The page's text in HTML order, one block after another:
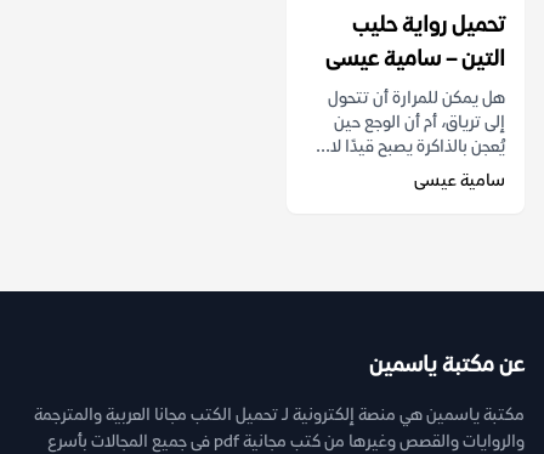
تحميل رواية حليب
التين – سامية عيسى
هل يمكن للمرارة أن تتحول
إلى ترياق، أم أن الوجع حين
يُعجن بالذاكرة يصبح قيدًا لا...
سامية عيسى
عن مكتبة ياسمين
مكتبة ياسمين هي منصة إلكترونية لـ تحميل الكتب مجانا العربية والمترجمة
والروايات والقصص وغيرها من كتب مجانية pdf فى جميع المجالات بأسرع